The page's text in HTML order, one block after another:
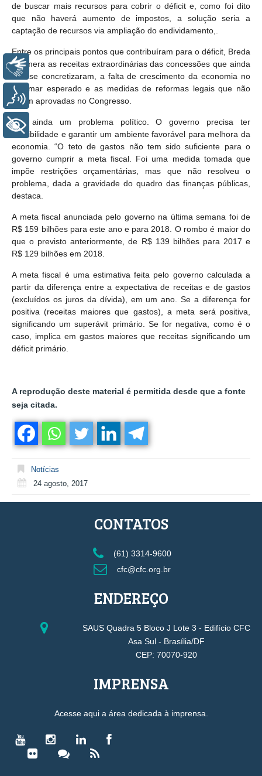
de buscar mais recursos para cobrir o déficit e, como foi dito
que não haverá aumento de impostos, a solução seria a
captação de recursos via ampliação do endividamento,.
Entre os principais pontos que contribuíram para o déficit, Breda
enumera as receitas extraordinárias das concessões que ainda
não se concretizaram, a falta de crescimento da economia no
patamar esperado e as medidas de reformas legais que não
foram aprovadas no Congresso.
“Há ainda um problema político. O governo precisa ter
credibilidade e garantir um ambiente favorável para melhora da
economia. “O teto de gastos não tem sido suficiente para o
governo cumprir a meta fiscal. Foi uma medida tomada que
impõe restrições orçamentárias, mas que não resolveu o
problema, dada a gravidade do quadro das finanças públicas,
destaca.
A meta fiscal anunciada pelo governo na última semana foi de
R$ 159 bilhões para este ano e para 2018. O rombo é maior do
que o previsto anteriormente, de R$ 139 bilhões para 2017 e
R$ 129 bilhões em 2018.
A meta fiscal é uma estimativa feita pelo governo calculada a
partir da diferença entre a expectativa de receitas e de gastos
(excluídos os juros da dívida), em um ano. Se a diferença for
positiva (receitas maiores que gastos), a meta será positiva,
significando um superávit primário. Se for negativa, como é o
caso, implica em gastos maiores que receitas significando um
déficit primário.
A reprodução deste material é permitida desde que a fonte
seja citada.
Notícias
24 agosto, 2017
CONTATOS
(61) 3314-9600
cfc@cfc.org.br
ENDEREÇO
SAUS Quadra 5 Bloco J Lote 3 - Edifício CFC
Asa Sul - Brasília/DF
CEP: 70070-920
IMPRENSA
Acesse aqui a área dedicada à imprensa.
Libras
+ Acessibilidade